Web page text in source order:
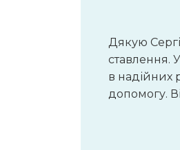
Дякую
ставлення.
в надійних
допомогу.